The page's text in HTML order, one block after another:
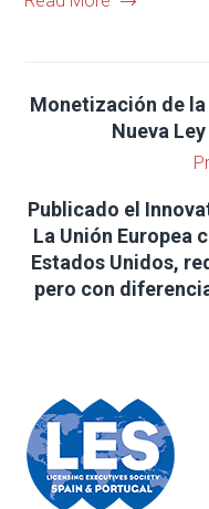
Monetización de
Nueva
Publicado el
La Unión Europea
Estados Unidos,
pero con